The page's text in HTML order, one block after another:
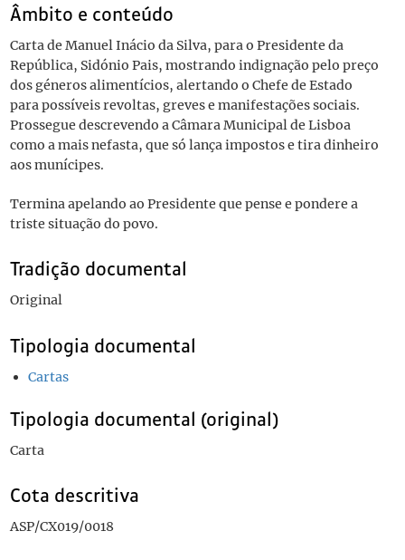
Âmbito e conteúdo
Carta de Manuel Inácio da Silva, para o Presidente da
República, Sidónio Pais, mostrando indignação pelo preço
dos géneros alimentícios, alertando o Chefe de Estado
para possíveis revoltas, greves e manifestações sociais.
Prossegue descrevendo a Câmara Municipal de Lisboa
como a mais nefasta, que só lança impostos e tira dinheiro
aos munícipes.
Termina apelando ao Presidente que pense e pondere a
triste situação do povo.
Tradição documental
Original
Tipologia documental
Cartas
Tipologia documental (original)
Carta
Cota descritiva
ASP/CX019/0018